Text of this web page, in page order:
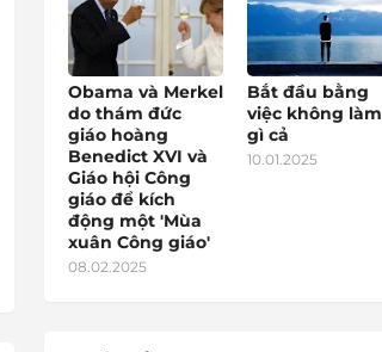
Obama và Merkel
do thám đức
giáo hoàng
Benedict XVI và
Giáo hội Công
giáo để kích
động một 'Mùa
xuân Công giáo'
08.02.2025
Bắt đầu bằng
việc không làm
gì cả
10.01.2025